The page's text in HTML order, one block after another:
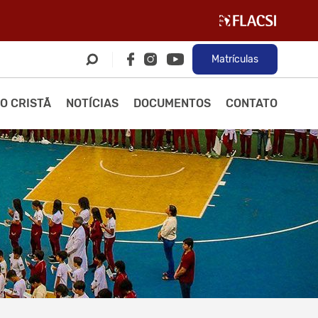
Matrículas
CRISTÃ NOTÍCIAS DOCUMENTOS CONTATO